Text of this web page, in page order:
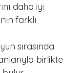
daha iyi
farklı
sırasında
birlikte